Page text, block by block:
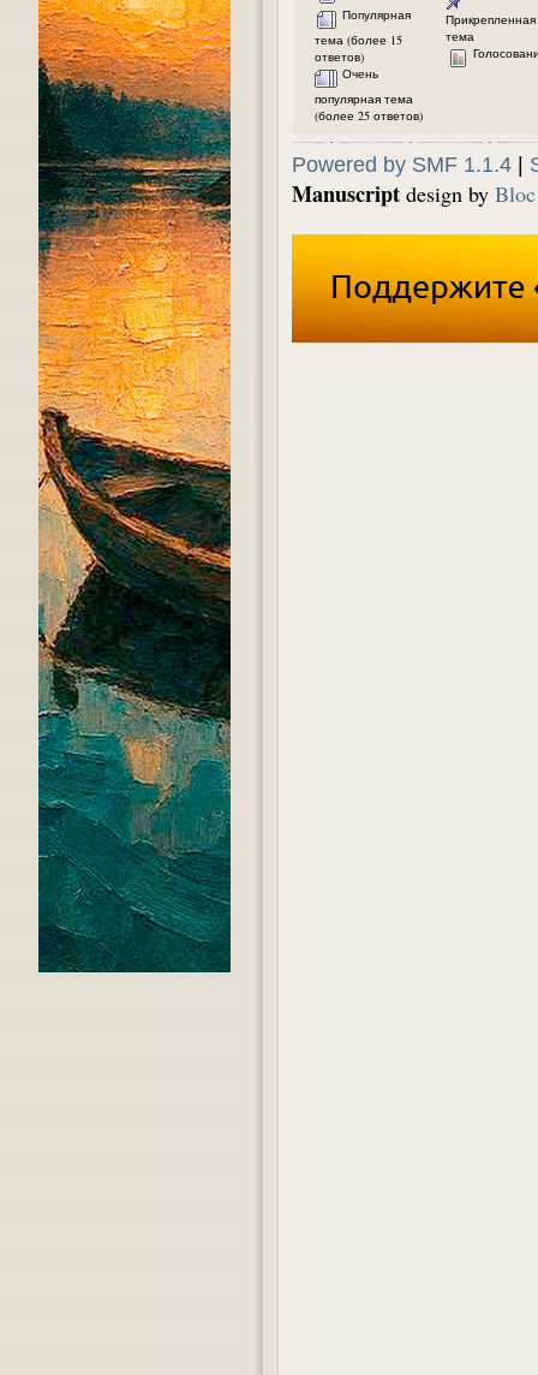
Популярная
тема (более 15
ответов)
Очень
популярная тема
(более 25 ответов)
Прикрепленная
тема
Powered by SMF 1.1.4 |
Manuscript design by Bloc